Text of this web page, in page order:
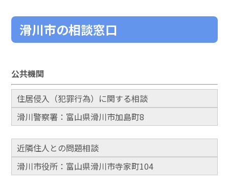
滑川市の相談窓口
公共機関
住居侵入（犯罪行為）に関する相談
滑川警察署：富山県滑川市加島町8
近隣住人との問題相談
滑川市役所：富山県滑川市寺家町104